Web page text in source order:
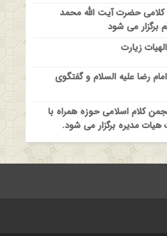
حضرت آیت الله محمد
می شود
زیارت
رضا علیه السلام و گفتگوی
کلام اسلامی حوزه همراه با
هیات مدیره برگزار می شود.